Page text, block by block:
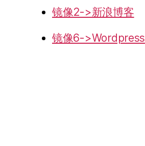
镜像2->新浪博客
镜像6->Wordpress